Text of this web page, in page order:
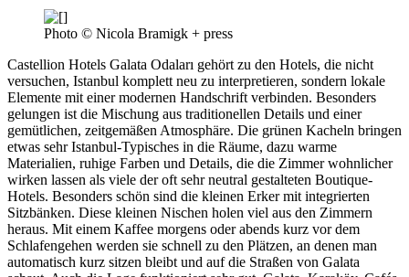
Photo © Nicola Bramigk + press
Castellion Hotels Galata Odaları gehört zu den Hotels, die nicht
versuchen, Istanbul komplett neu zu interpretieren, sondern lokale
Elemente mit einer modernen Handschrift verbinden. Besonders
gelungen ist die Mischung aus traditionellen Details und einer
gemütlichen, zeitgemäßen Atmosphäre. Die grünen Kacheln bringen
etwas sehr Istanbul-Typisches in die Räume, dazu warme
Materialien, ruhige Farben und Details, die die Zimmer wohnlicher
wirken lassen als viele der oft sehr neutral gestalteten Boutique-
Hotels. Besonders schön sind die kleinen Erker mit integrierten
Sitzbänken. Diese kleinen Nischen holen viel aus den Zimmern
heraus. Mit einem Kaffee morgens oder abends kurz vor dem
Schlafengehen werden sie schnell zu den Plätzen, an denen man
automatisch kurz sitzen bleibt und auf die Straßen von Galata